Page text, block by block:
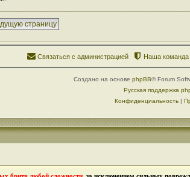
страницу
Наша команда
Связаться с администрацией
Создано на основе phpBB® Forum
Русская поддержка
Конфиденциальность|